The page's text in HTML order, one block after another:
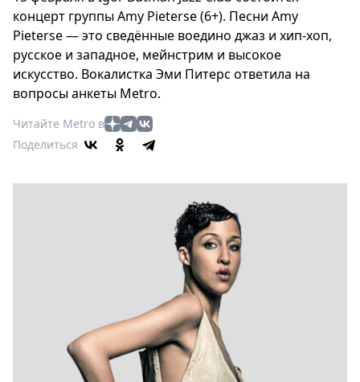
Туризм
Мода
Театр
Кино
Афиша
Книги
Выставки
релизы
2026
Скачай
Metro
концерт группы Amy Pieterse (6+). Песни Amy
Pieterse — это сведённые воедино джаз и хип-хоп,
русское и западное, мейнстрим и высокое
искусство. Вокалистка Эми Питерс ответила на
вопросы анкеты Metro.
Читайте Metro в
Поделиться